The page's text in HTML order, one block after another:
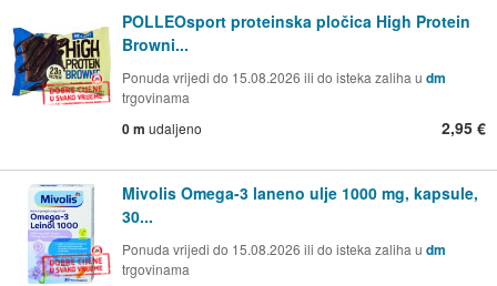
POLLEOsport proteinska pločica High Protein
Browni...
Ponuda vrijedi do 15.08.2026 ili do isteka zaliha u dm
trgovinama
0 m udaljeno 2,95 €
Mivolis Omega-3 laneno ulje 1000 mg, kapsule,
30...
Ponuda vrijedi do 15.08.2026 ili do isteka zaliha u dm
trgovinama